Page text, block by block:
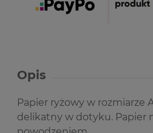
Opis
Papier ryżowy w rozmiarze
delikatny w dotyku. Papier